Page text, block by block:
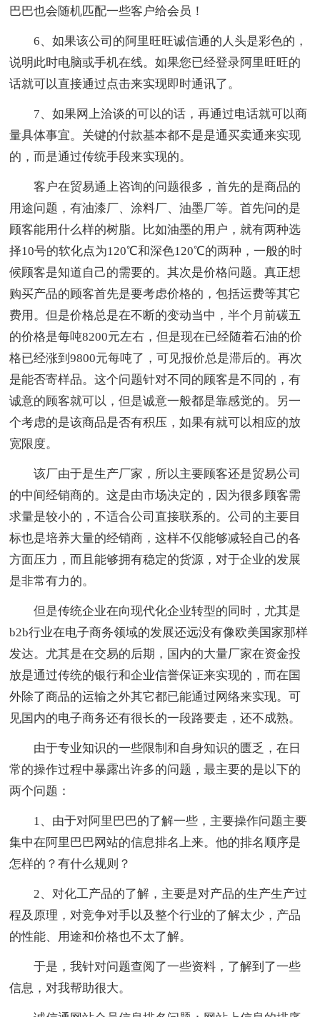
巴巴也会随机匹配一些客户给会员！
6、如果该公司的阿里旺旺诚信通的人头是彩色的，
说明此时电脑或手机在线。如果您已经登录阿里旺旺的
话就可以直接通过点击来实现即时通讯了。
7、如果网上洽谈的可以的话，再通过电话就可以商
量具体事宜。关键的付款基本都不是是通买卖通来实现
的，而是通过传统手段来实现的。
客户在贸易通上咨询的问题很多，首先的是商品的
用途问题，有油漆厂、涂料厂、油墨厂等。首先问的是
顾客能用什么样的树脂。比如油墨的用户，就有两种选
择10号的软化点为120℃和深色120℃的两种，一般的时
候顾客是知道自己的需要的。其次是价格问题。真正想
购买产品的顾客首先是要考虑价格的，包括运费等其它
费用。但是价格总是在不断的变动当中，半个月前碳五
的价格是每吨8200元左右，但是现在已经随着石油的价
格已经涨到9800元每吨了，可见报价总是滞后的。再次
是能否寄样品。这个问题针对不同的顾客是不同的，有
诚意的顾客就可以，但是诚意一般都是靠感觉的。另一
个考虑的是该商品是否有积压，如果有就可以相应的放
宽限度。
该厂由于是生产厂家，所以主要顾客还是贸易公司
的中间经销商的。这是由市场决定的，因为很多顾客需
求量是较小的，不适合公司直接联系的。公司的主要目
标也是培养大量的经销商，这样不仅能够减轻自己的各
方面压力，而且能够拥有稳定的货源，对于企业的发展
是非常有力的。
但是传统企业在向现代化企业转型的同时，尤其是
b2b行业在电子商务领域的发展还远没有像欧美国家那样
发达。尤其是在交易的后期，国内的大量厂家在资金投
放是通过传统的银行和企业信誉保证来实现的，而在国
外除了商品的运输之外其它都已能通过网络来实现。可
见国内的电子商务还有很长的一段路要走，还不成熟。
由于专业知识的一些限制和自身知识的匮乏，在日
常的操作过程中暴露出许多的问题，最主要的是以下的
两个问题：
1、由于对阿里巴巴的了解一些，主要操作问题主要
集中在阿里巴巴网站的信息排名上来。他的排名顺序是
怎样的？有什么规则？
2、对化工产品的了解，主要是对产品的生产生产过
程及原理，对竞争对手以及整个行业的了解太少，产品
的性能、用途和价格也不太了解。
于是，我针对问题查阅了一些资料，了解到了一些
信息，对我帮助很大。